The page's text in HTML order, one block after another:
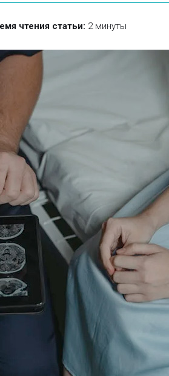
чтения статьи: 2 минуты